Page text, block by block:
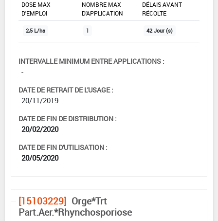
DOSE MAX
D'EMPLOI
NOMBRE MAX
D'APPLICATION
DÉLAIS AVANT
RÉCOLTE
2,5 L/ha 1 42 Jour (s)
INTERVALLE MINIMUM ENTRE APPLICATIONS :
-
DATE DE RETRAIT DE L'USAGE :
20/11/2019
DATE DE FIN DE DISTRIBUTION :
20/02/2020
DATE DE FIN D'UTILISATION :
20/05/2020
[15103229] Orge*Trt
Part.Aer.*Rhynchosporiose